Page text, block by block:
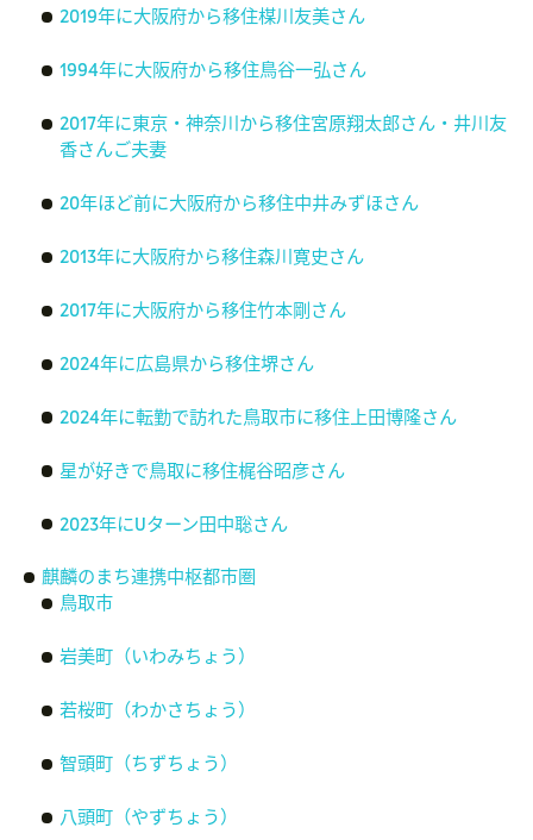
2019年に大阪府から移住楳川友美さん
1994年に大阪府から移住鳥谷一弘さん
2017年に東京・神奈川から移住宮原翔太郎さん・井川友
香さんご夫妻
20年ほど前に大阪府から移住中井みずほさん
2013年に大阪府から移住森川寛史さん
2017年に大阪府から移住竹本剛さん
2024年に広島県から移住堺さん
2024年に転勤で訪れた鳥取市に移住上田博隆さん
星が好きで鳥取に移住梶谷昭彦さん
2023年にUターン田中聡さん
麒麟のまち連携中枢都市圏
鳥取市
岩美町（いわみちょう）
若桜町（わかさちょう）
智頭町（ちずちょう）
八頭町（やずちょう）